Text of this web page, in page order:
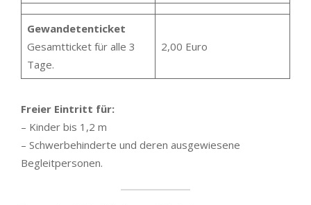
Gewandetenticket
Gesamtticket für alle 3
Tage.
2,00 Euro
Freier Eintritt für:
– Kinder bis 1,2 m
– Schwerbehinderte und deren ausgewiesene
Begleitpersonen.